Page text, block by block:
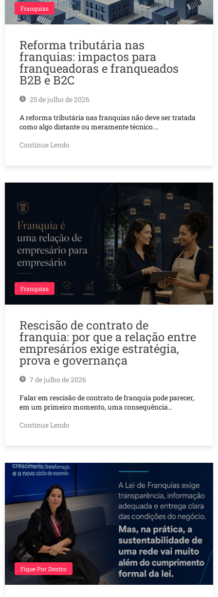
Franquias
Reforma tributária nas
franquias: impactos para
franqueadoras e franqueados
B2B e B2C
25 de julho de 2026
A reforma tributária nas franquias não deve ser tratada
como algo distante ou meramente técnico.…
Continue Lendo
Franquias
Rescisão de contrato de
franquia: por que a relação entre
empresários exige estratégia,
prova e governança
7 de julho de 2026
Falar em rescisão de contrato de franquia pode parecer,
em um primeiro momento, uma consequência…
Continue Lendo
Fique Por Dentro